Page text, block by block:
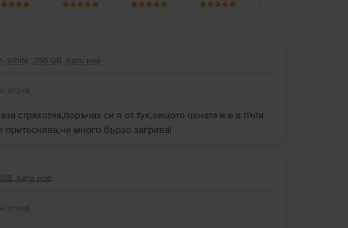
White, 256 GB, Като нов
отзив
страхотна,поръчах си я от тук,защото цената и е в пъти
много бързо загрява!
Като нов
отзив